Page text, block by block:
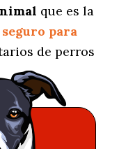
que es la
seguro para
de perros